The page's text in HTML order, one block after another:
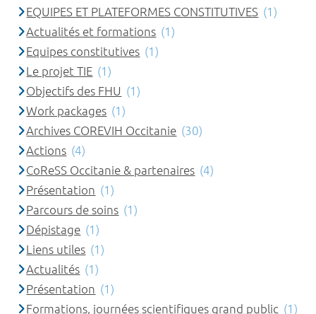
EQUIPES ET PLATEFORMES CONSTITUTIVES (1)
Actualités et formations (1)
Equipes constitutives (1)
Le projet TIE (1)
Objectifs des FHU (1)
Work packages (1)
Archives COREVIH Occitanie (30)
Actions (4)
CoReSS Occitanie & partenaires (4)
Présentation (1)
Parcours de soins (1)
Dépistage (1)
Liens utiles (1)
Actualités (1)
Présentation (1)
Formations, journées scientifiques grand public (1)